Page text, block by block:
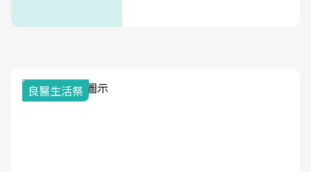
良醫生活祭